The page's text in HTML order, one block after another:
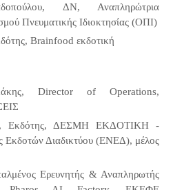
ΔΝ, Αναπληρώτρια
Πνευματικής Ιδιοκτησίας (ΟΠΙ)
Brainfood εκδοτική
Director of Operations,
Εκδότης, ΔΕΣΜΗ ΕΚΔΟΤΙΚΗ -
Εκδοτών Διαδικτύου (ΕΝΕΔ), μέλος
Ερευνητής & Αναπληρωτής